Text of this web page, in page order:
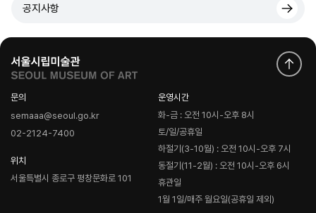
공지사항
문의
semaaa@seoul.go.kr
02-2124-7400
위치
서울특별시 종로구 평창문화로 101
운영시간
화-금 : 오전 10시-오후 8시
토/일/공휴일
하절기(3-10월) : 오전 10시-오후 7시
동절기(11-2월) : 오전 10시-오후 6시
휴관일
1월 1일/매주 월요일(공휴일 제외)